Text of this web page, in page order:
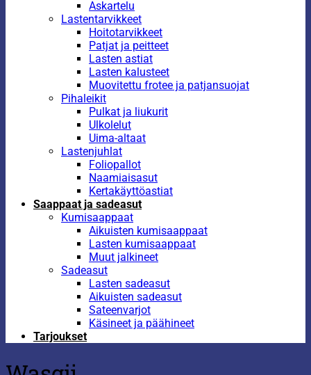
Askartelu
Lastentarvikkeet
Hoitotarvikkeet
Patjat ja peitteet
Lasten astiat
Lasten kalusteet
Muovitettu frotee ja patjansuojat
Pihaleikit
Pulkat ja liukurit
Ulkolelut
Uima-altaat
Lastenjuhlat
Foliopallot
Naamiaisasut
Kertakäyttöastiat
Saappaat ja sadeasut
Kumisaappaat
Aikuisten kumisaappaat
Lasten kumisaappaat
Muut jalkineet
Sadeasut
Lasten sadeasut
Aikuisten sadeasut
Sateenvarjot
Käsineet ja päähineet
Tarjoukset